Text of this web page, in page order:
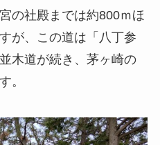
の社殿までは約800ｍほ
が、この道は「八丁参
木道が続き、茅ヶ崎の
。